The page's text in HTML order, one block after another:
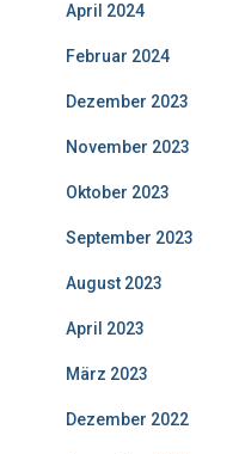
April 2024
Februar 2024
Dezember 2023
November 2023
Oktober 2023
September 2023
August 2023
April 2023
März 2023
Dezember 2022